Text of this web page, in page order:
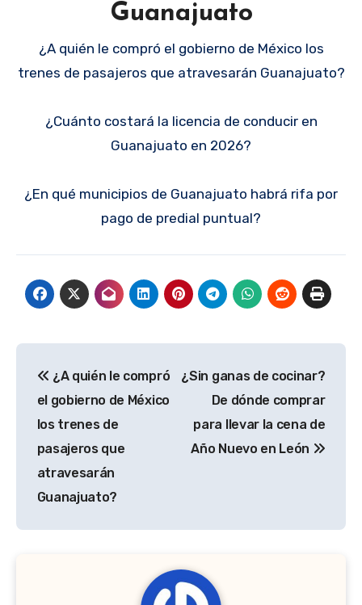
Guanajuato
¿A quién le compró el gobierno de México los
trenes de pasajeros que atravesarán Guanajuato?
¿Cuánto costará la licencia de conducir en
Guanajuato en 2026?
¿En qué municipios de Guanajuato habrá rifa por
pago de predial puntual?
de
entradas
¿A quién le compró
el gobierno de México
los trenes de
pasajeros que
atravesarán
Guanajuato?
¿Sin ganas de cocinar?
De dónde comprar
para llevar la cena de
Año Nuevo en León